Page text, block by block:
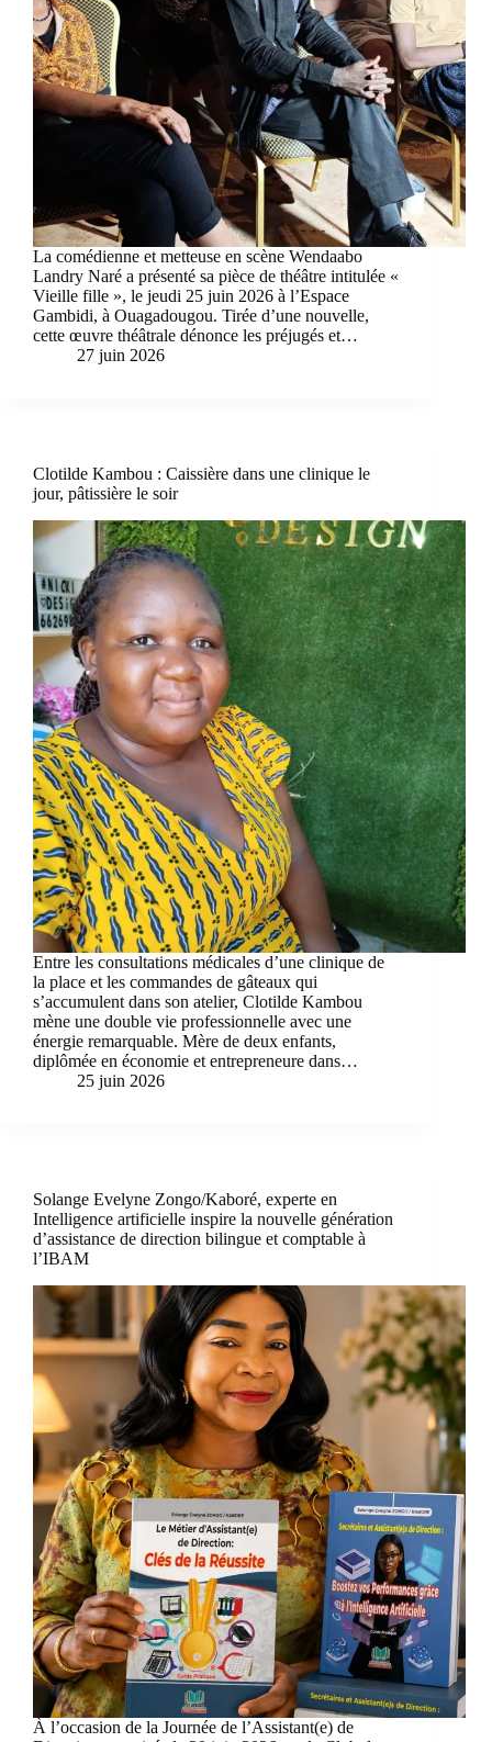
La comédienne et metteuse en scène Wendaabo
Landry Naré a présenté sa pièce de théâtre intitulée «
Vieille fille », le jeudi 25 juin 2026 à l’Espace
Gambidi, à Ouagadougou. Tirée d’une nouvelle,
cette œuvre théâtrale dénonce les préjugés et…
27 juin 2026
Clotilde Kambou : Caissière dans une clinique le
jour, pâtissière le soir
Entre les consultations médicales d’une clinique de
la place et les commandes de gâteaux qui
s’accumulent dans son atelier, Clotilde Kambou
mène une double vie professionnelle avec une
énergie remarquable. Mère de deux enfants,
diplômée en économie et entrepreneure dans…
25 juin 2026
Solange Evelyne Zongo/Kaboré, experte en
Intelligence artificielle inspire la nouvelle génération
d’assistance de direction bilingue et comptable à
l’IBAM
À l’occasion de la Journée de l’Assistant(e) de